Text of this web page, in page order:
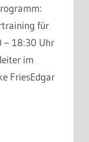
für
– 18:30 Uhr
im
FriesEdgar